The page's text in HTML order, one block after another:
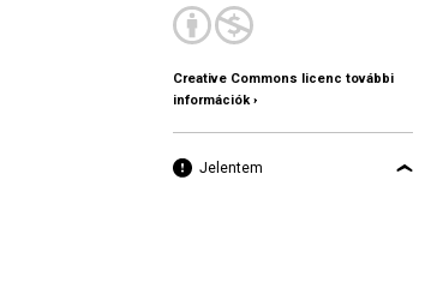
Creative Commons licenc további
információk ›
Jelentem